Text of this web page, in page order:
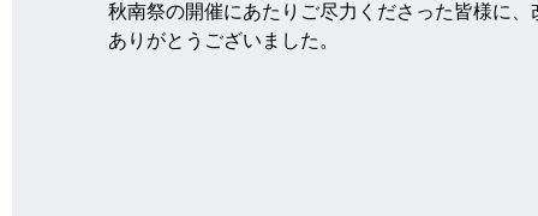
秋南祭の開催にあたりご尽力くださった皆様に
ありがとうございました。